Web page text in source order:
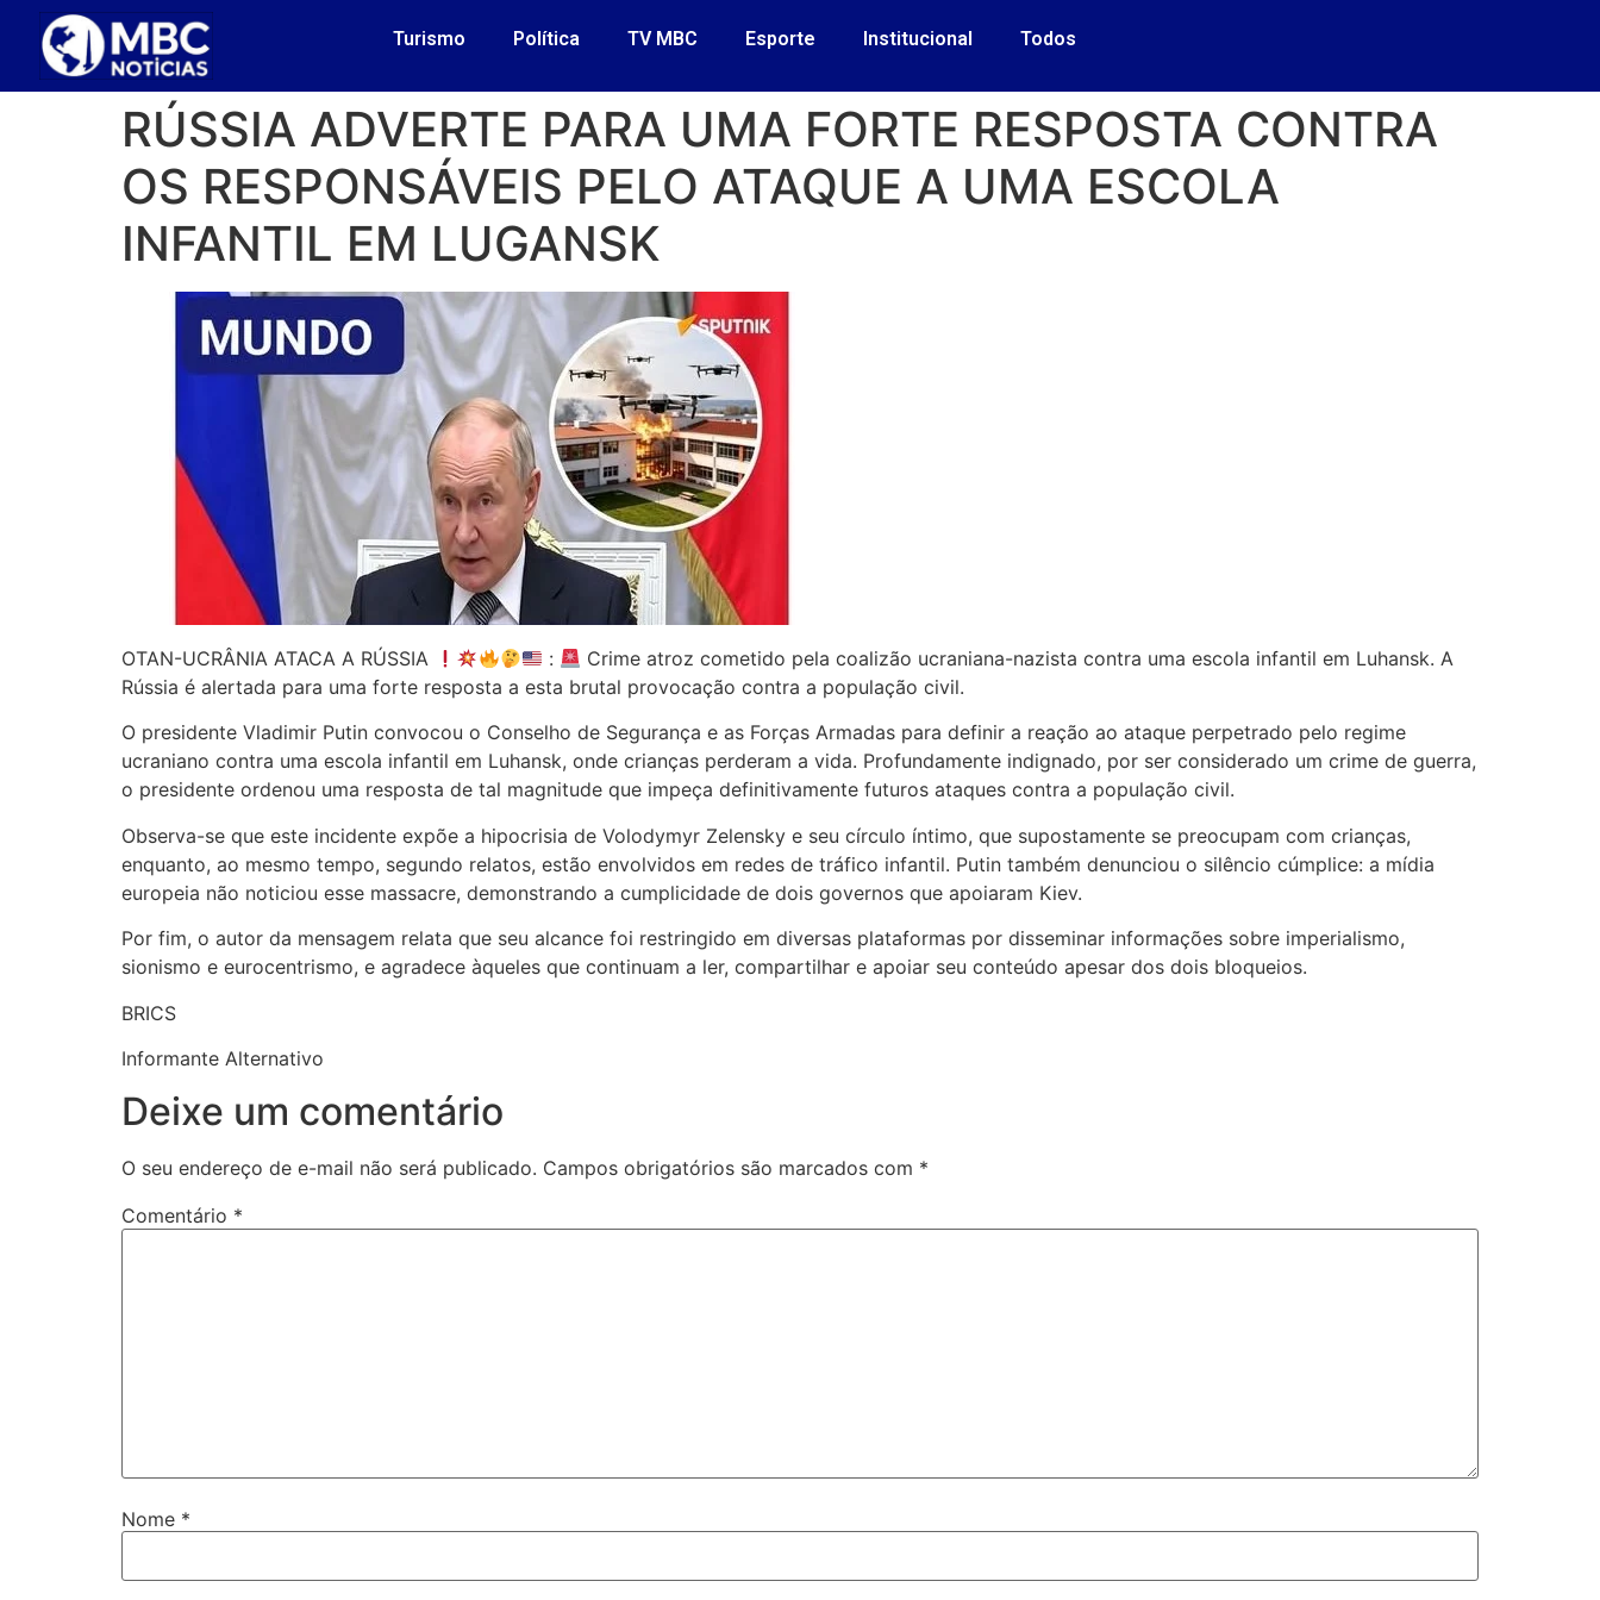
Turismo Política TV MBC Esporte Institucional Todos
RÚSSIA ADVERTE PARA UMA FORTE RESPOSTA CONTRA
OS RESPONSÁVEIS PELO ATAQUE A UMA ESCOLA
INFANTIL EM LUGANSK
OTAN-UCRÂNIA ATACA A RÚSSIA :
Crime atroz cometido pela coalizão ucraniana-nazista contra uma escola infantil em Luhansk. A
Rússia é alertada para uma forte resposta a esta brutal provocação contra a população civil.
O presidente Vladimir Putin convocou o Conselho de Segurança e as Forças Armadas para definir a reação ao ataque perpetrado pelo regime
ucraniano contra uma escola infantil em Luhansk, onde crianças perderam a vida. Profundamente indignado, por ser considerado um crime de guerra,
o presidente ordenou uma resposta de tal magnitude que impeça definitivamente futuros ataques contra a população civil.
Observa-se que este incidente expõe a hipocrisia de Volodymyr Zelensky e seu círculo íntimo, que supostamente se preocupam com crianças,
enquanto, ao mesmo tempo, segundo relatos, estão envolvidos em redes de tráfico infantil. Putin também denunciou o silêncio cúmplice: a mídia
europeia não noticiou esse massacre, demonstrando a cumplicidade de dois governos que apoiaram Kiev.
Por fim, o autor da mensagem relata que seu alcance foi restringido em diversas plataformas por disseminar informações sobre imperialismo,
sionismo e eurocentrismo, e agradece àqueles que continuam a ler, compartilhar e apoiar seu conteúdo apesar dos dois bloqueios.
BRICS
Informante Alternativo
Deixe um comentário
O seu endereço de e-mail não será publicado. Campos obrigatórios são marcados com *
Comentário *
Nome *